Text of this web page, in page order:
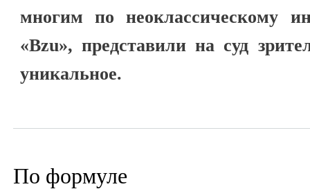
многим по неоклассическому
«Bzu», представили на суд
уникальное.
По формуле